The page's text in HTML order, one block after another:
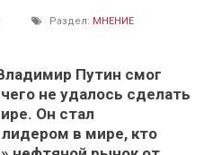
Раздел: МНЕНИЕ
Путин смог
не удалось сделать
Он стал
в мире, кто